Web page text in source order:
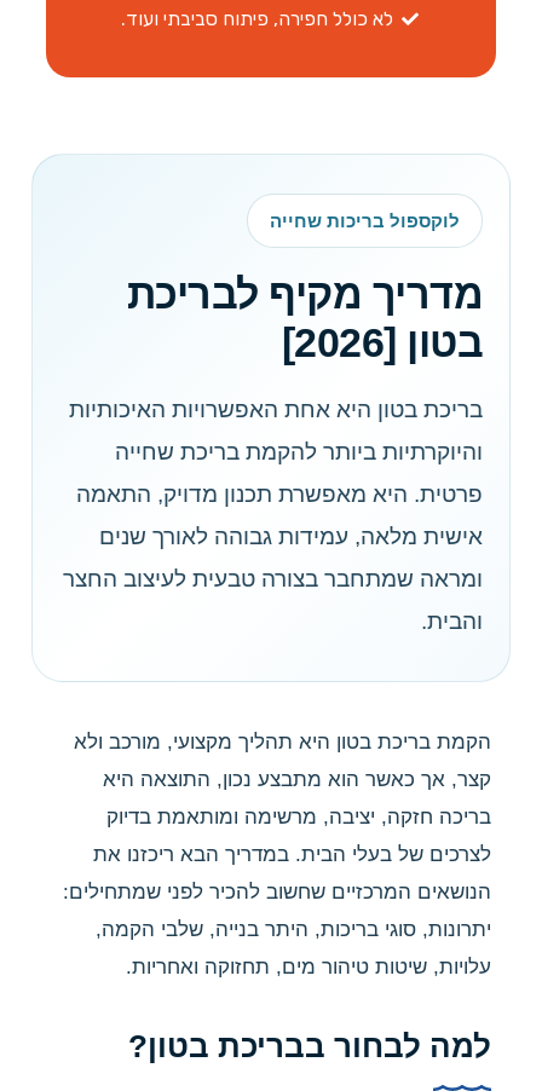
לא כולל חפירה, פיתוח סביבתי ועוד.
לוקספול בריכות שחייה
מדריך מקיף לבריכת
בטון [2026]
בריכת בטון היא אחת האפשרויות האיכותיות
והיוקרתיות ביותר להקמת בריכת שחייה
פרטית. היא מאפשרת תכנון מדויק, התאמה
אישית מלאה, עמידות גבוהה לאורך שנים
ומראה שמתחבר בצורה טבעית לעיצוב החצר
והבית.
הקמת בריכת בטון היא תהליך מקצועי, מורכב ולא
קצר, אך כאשר הוא מתבצע נכון, התוצאה היא
בריכה חזקה, יציבה, מרשימה ומותאמת בדיוק
לצרכים של בעלי הבית. במדריך הבא ריכזנו את
הנושאים המרכזיים שחשוב להכיר לפני שמתחילים:
יתרונות, סוגי בריכות, היתר בנייה, שלבי הקמה,
עלויות, שיטות טיהור מים, תחזוקה ואחריות.
למה לבחור בבריכת בטון?